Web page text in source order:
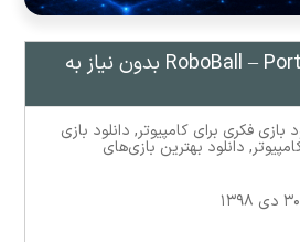
دانلود بازی RoboBall – Portable بدون نیاز به
بازی فکری برای کامپیوتر, دانلود بازی
, دانلود بهترین بازی‌های
۳۰ دی ۱۳۹۸